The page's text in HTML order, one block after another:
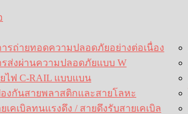
รถ่ายทอดความปลอดภัยอย่างต่อเนื่อง
ส่งผ่านความปลอดภัยแบบ W
ไฟ C-RAIL แบบแบน
งกันสายพลาสติกและสายโลหะ
รับสายเคเบิล
เคเบิลทนแรงดึง / สายดึง